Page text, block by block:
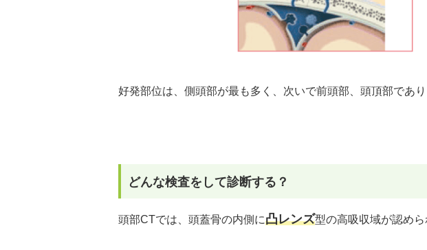
好発部位は、側頭部が最も多く、次いで前頭部、頭頂部であ
どんな検査をして診断する？
頭部CTでは、頭蓋骨の内側に凸レンズ型の高吸収域が認めら